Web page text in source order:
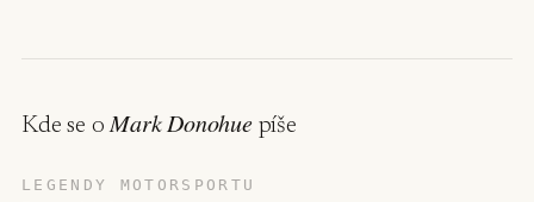
Kde se oMark Donohuepíše
LEGENDY MOTORSPORTU